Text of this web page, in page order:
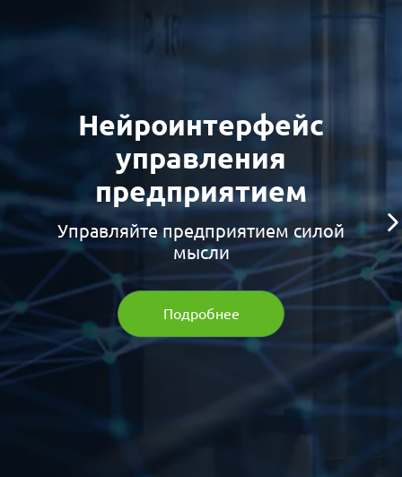
Нейроинтерфейс
управления
предприятием
Управляйте предприятием силой
мысли
Подробнее